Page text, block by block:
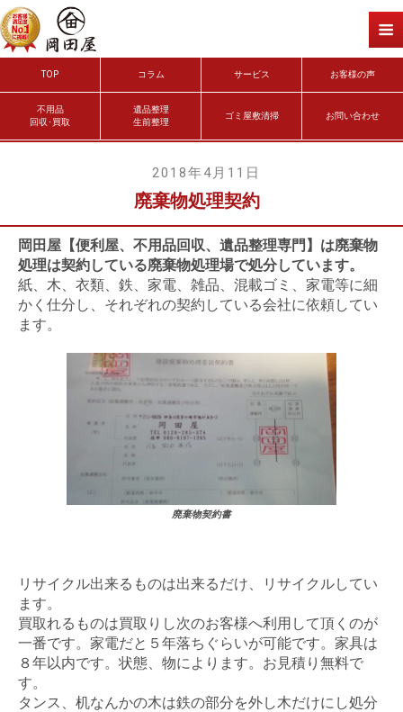
TOP コラム サービス お客様の声
不用品
回収･買取
遺品整理
生前整理
ゴミ屋敷清掃 お問い合わせ
2018年4月11日
廃棄物処理契約
岡田屋【便利屋、不用品回収、遺品整理専門】は廃棄物
処理は契約している廃棄物処理場で処分しています。
紙、木、衣類、鉄、家電、雑品、混載ゴミ、家電等に細
かく仕分し、それぞれの契約している会社に依頼してい
ます。
廃棄物契約書
リサイクル出来るものは出来るだけ、リサイクルしてい
ます。
買取れるものは買取りし次のお客様へ利用して頂くのが
一番です。家電だと５年落ちぐらいが可能です。家具は
８年以内です。状態、物によります。お見積り無料で
す。
タンス、机なんかの木は鉄の部分を外し木だけにし処分